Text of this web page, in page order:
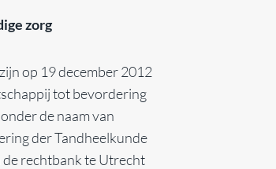
zorg
op 19 december 2012
tot bevordering
de naam van
der Tandheelkunde
rechtbank te Utrecht